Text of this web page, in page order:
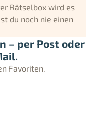
Rätselbox wird es
du noch nie einen
– per Post oder
Favoriten.